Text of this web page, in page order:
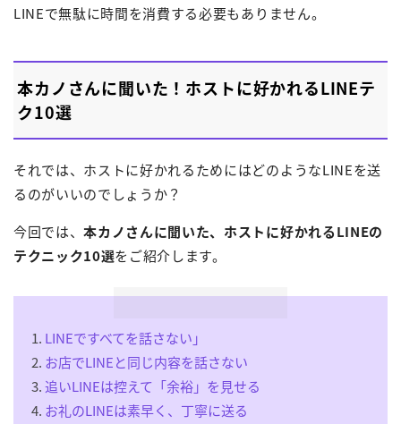
LINEで無駄に時間を消費する必要もありません。
本カノさんに聞いた！ホストに好かれるLINEテ
ク10選
それでは、ホストに好かれるためにはどのようなLINEを送
るのがいいのでしょうか？
今回では、本カノさんに聞いた、ホストに好かれるLINEの
テクニック10選をご紹介します。
LINEですべてを話さない」
お店でLINEと同じ内容を話さない
追いLINEは控えて「余裕」を見せる
お礼のLINEは素早く、丁寧に送る